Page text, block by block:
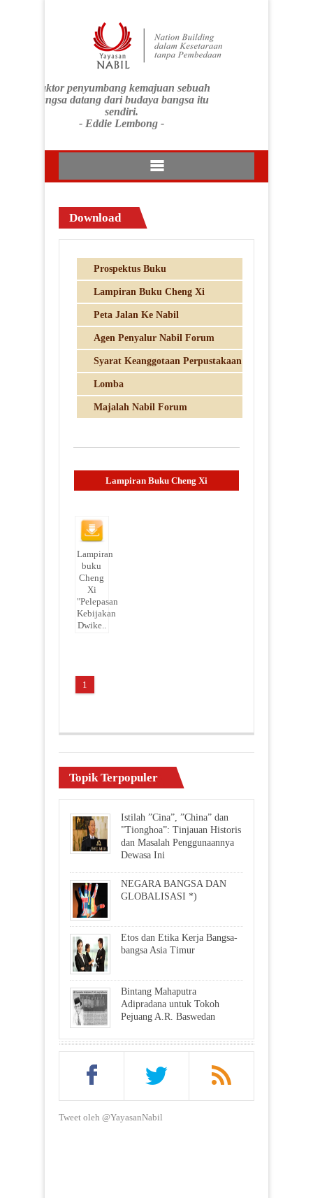
Faktor penyumbang kemajuan sebuah
bangsa datang dari budaya bangsa itu
sendiri.
- Eddie Lembong -
Download
Prospektus Buku
Lampiran Buku Cheng Xi
Peta Jalan Ke Nabil
Agen Penyalur Nabil Forum
Syarat Keanggotaan Perpustakaan
Lomba
Majalah Nabil Forum
Lampiran Buku Cheng Xi
Lampiran
buku
Cheng
Xi
"Pelepasan
Kebijakan
Dwike..
1
Topik Terpopuler
Istilah ”Cina”, ”China” dan
”Tionghoa”: Tinjauan Historis
dan Masalah Penggunaannya
Dewasa Ini
NEGARA BANGSA DAN
GLOBALISASI *)
Etos dan Etika Kerja Bangsa-
bangsa Asia Timur
Bintang Mahaputra
Adipradana untuk Tokoh
Pejuang A.R. Baswedan
Tweet oleh @YayasanNabil